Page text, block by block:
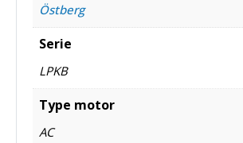
Östberg
Serie
LPKB
Type motor
AC